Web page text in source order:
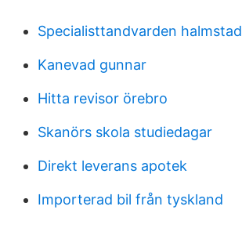
Specialisttandvarden halmstad
Kanevad gunnar
Hitta revisor örebro
Skanörs skola studiedagar
Direkt leverans apotek
Importerad bil från tyskland